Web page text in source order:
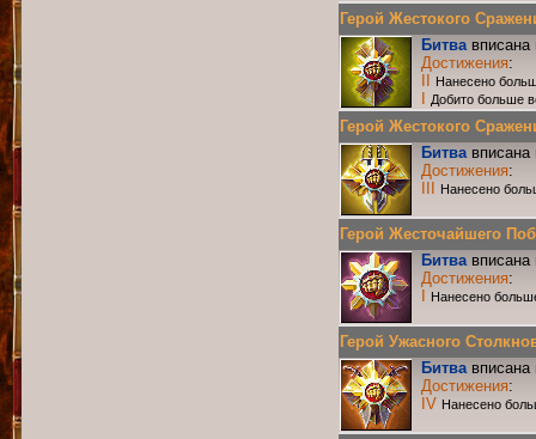
Герой Жестокого
Битвавписана
Достижения:
Нанесено
Добито больше
Герой Жестокого
Битвавписана
Достижения:
Нанесено
Герой Жесточайшего
Битвавписана
Достижения:
Нанесено
Герой Ужасного
Битвавписана
Достижения:
IV Нанесено